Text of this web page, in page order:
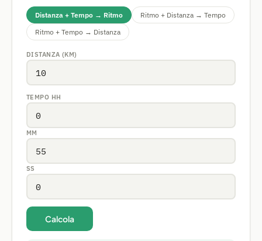
Distanza + Tempo → Ritmo
Ritmo + Distanza → Tempo
Ritmo + Tempo → Distanza
DISTANZA (KM)
TEMPO HH
MM
SS
Calcola